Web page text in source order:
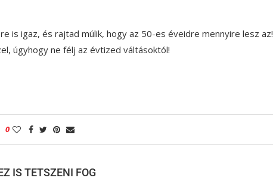
is igaz, és rajtad múlik, hogy az 50-es éveidre mennyire lesz az!
úgyhogy ne félj az évtized váltásoktól!
0
IS TETSZENI FOG